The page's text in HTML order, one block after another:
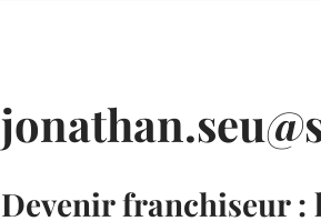
Devenir franchiseur :